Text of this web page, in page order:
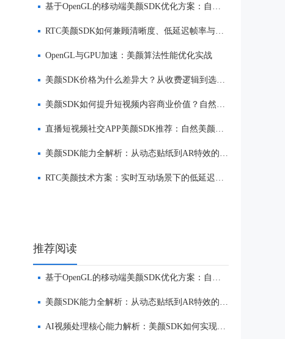
基于OpenGL的移动端美颜SDK优化方案：自然美颜、低延迟与多端适配
RTC美颜SDK如何兼顾清晰度、低延迟帧率与自然美颜效果
OpenGL与GPU加速：美颜算法性能优化实战
美颜SDK价格为什么差异大？从收费逻辑到选型优势一次讲清
美颜SDK如何提升短视频内容商业价值？自然美颜、实时渲染与多端适配优势解析
直播短视频社交APP美颜SDK推荐：自然美颜、低延迟与多端适配对比
美颜SDK能力全解析：从动态贴纸到AR特效的实时渲染方案
RTC美颜技术方案：实时互动场景下的低延迟美颜
推荐阅读
基于OpenGL的移动端美颜SDK优化方案：自然美颜、低延迟与多端适配
美颜SDK能力全解析：从动态贴纸到AR特效的实时渲染方案
AI视频处理核心能力解析：美颜SDK如何实现美颜、实时渲染与多端适配